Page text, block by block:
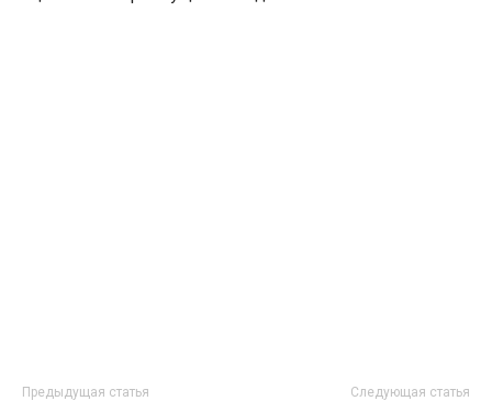
Предыдущая статья Следующая статья